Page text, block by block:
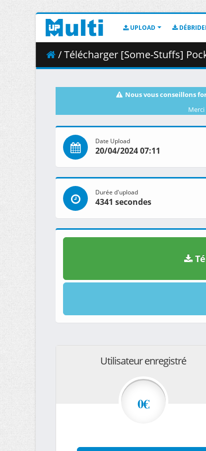
UPLOAD
/ Télécharger [Some-Stuffs]
Nous vous conseillons
Date Upload
20/04/2024 07:11
Durée d'upload
4341 secondes
Utilisateur enregistré
0€